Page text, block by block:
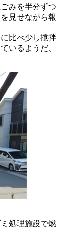
みを半分ずつ
見せながら報
比べ少し撹拌
いるようだ、
処理施設で燃